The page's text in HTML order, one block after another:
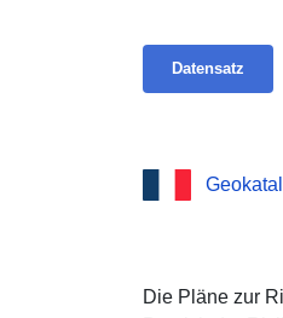
Datensatz
Die Pläne zur